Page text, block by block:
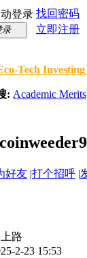
登录 找回密码
录
立即注册
Tech
: Academic Merits
好友 |打个招呼 |
路
2-23 15:53